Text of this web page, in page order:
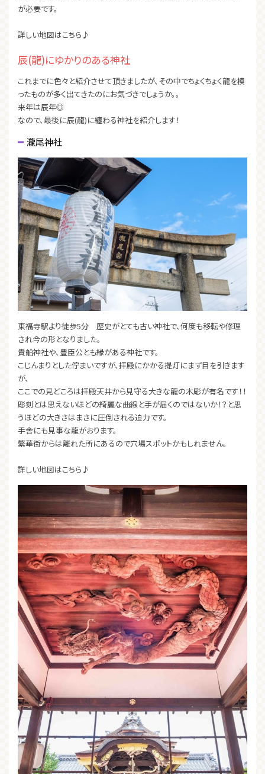
が必要です。
詳しい地図はこちら♪
辰(龍)にゆかりのある神社
これまでに色々と紹介させて頂きましたが、その中でちょくちょく龍を模
ったものが多く出てきたのにお気づきでしょうか。。
来年は辰年◎
なので、最後に辰(龍)に纏わる神社を紹介します！
瀧尾神社
東福寺駅より徒歩5分 歴史がとても古い神社で、何度も移転や修理
され今の形となりました。
貴船神社や、豊臣公とも縁がある神社です。
こじんまりとした佇まいですが、拝殿にかかる提灯にまず目を引きます
が、
ここでの見どころは拝殿天井から見守る大きな龍の木彫が有名です！！
彫刻とは思えないほどの綺麗な曲線と手が届くのではないか！？と思
うほどの大きさはまさに圧倒される迫力です。
手舎にも見事な龍がおります。
繁華街からは離れた所にあるので穴場スポットかもしれません。
詳しい地図はこちら♪